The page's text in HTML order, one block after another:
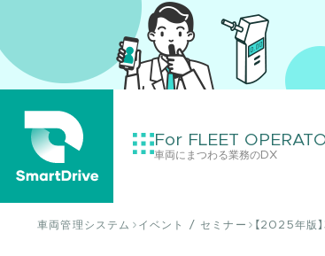
For FLEET
車両にまつわる業務のDX
車両管理システム イベント / セミナー 【2025年版